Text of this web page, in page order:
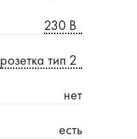
230 В
розетка тип 2
нет
есть